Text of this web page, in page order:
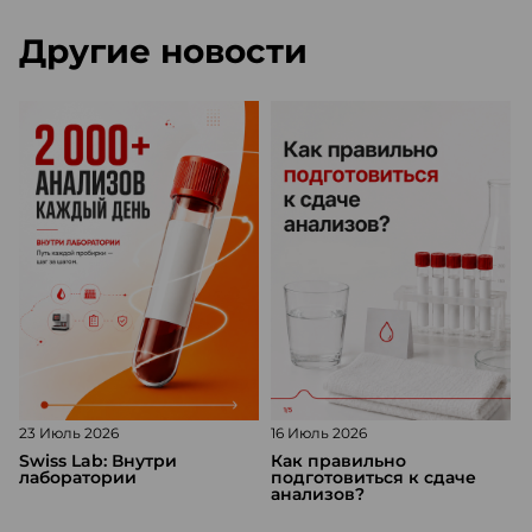
Другие новости
23 Июль 2026
Swiss Lab: Внутри
лаборатории
16 Июль 2026
Как правильно
подготовиться к сдаче
анализов?